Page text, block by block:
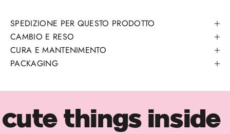
SPEDIZIONE PER QUESTO PRODOTTO
CAMBIO E RESO
CURA E MANTENIMENTO
PACKAGING
cute things inside